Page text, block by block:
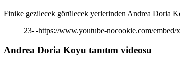
Finike gezilecek görülecek yerlerinden Andrea Doria
23-|-https://www.youtube-nocookie.com/
Andrea Doria Koyu tanıtım videosu